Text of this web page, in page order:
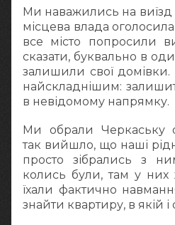
Ми наважились на
місцева влада
все місто попросили
сказати, буквально в
залишили свої
найскладнішим:
в невідомому напрямку.
Ми обрали Черкаську
так вийшло, що наші
просто зібрались з
колись були, там у них
їхали фактично
знайти квартиру, в якій